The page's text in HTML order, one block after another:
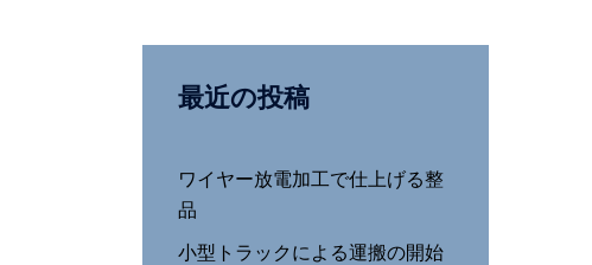
最近の投稿
ワイヤー放電加工で仕上げる整
品
小型トラックによる運搬の開始